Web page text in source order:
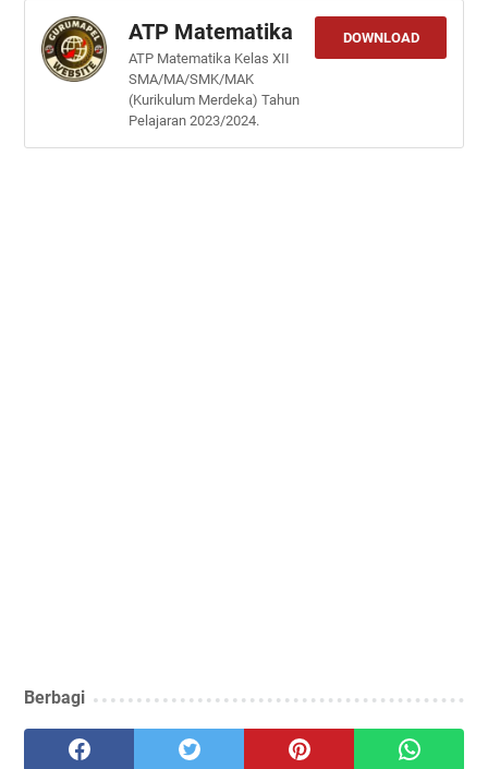
ATP Matematika
ATP Matematika Kelas XII
SMA/MA/SMK/MAK
(Kurikulum Merdeka) Tahun
Pelajaran 2023/2024.
DOWNLOAD
Berbagi